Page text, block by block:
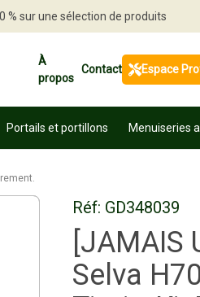
% sur une sélection de produits
À
propos
Contact Espace
Portails et portillons Menuiseries
Réf: GD348039
[JAMAIS
Selva